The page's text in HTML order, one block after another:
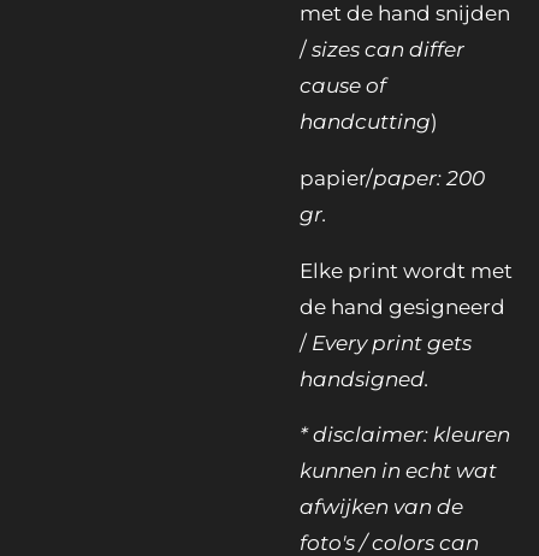
met de hand snijden
/ sizes can differ
cause of
handcutting)
papier/paper: 200
gr.
Elke print wordt met
de hand gesigneerd
/ Every print gets
handsigned.
* disclaimer: kleuren
kunnen in echt wat
afwijken van de
foto's / colors can